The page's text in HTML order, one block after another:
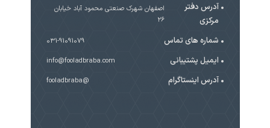
آدرس دفتر
مرکزی
اصفهان شهرک صنعتی محمود آباد خیابان
۲۶
شماره های تماس 031-91091079
ایمیل پشتیبانی info@fooladbraba.com
آدرس اینستاگرام @fooladbraba